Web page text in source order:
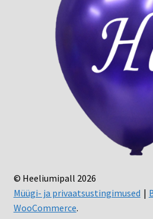
© Heeliumipall 2026
Müügi- ja privaatsustingimused
WooCommerce.